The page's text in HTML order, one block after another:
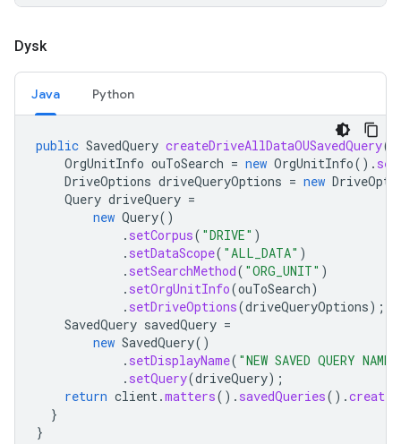
Dysk
Java Python
public SavedQuery createDriveAllDataOUSavedQuery(
OrgUnitInfo ouToSearch = new OrgUnitInfo().
DriveOptions driveQueryOptions = new
Query driveQuery =
new Query()
. setCorpus( "DRIVE" )
. setDataScope( "ALL_DATA" )
. setSearchMethod( "ORG_UNIT" )
. setOrgUnitInfo(ouToSearch)
. setDriveOptions(driveQueryOptions);
SavedQuery savedQuery =
new SavedQuery()
. setDisplayName( "NEW SAVED QUERY NAME"
. setQuery(driveQuery);
return client.matters(). savedQueries().create
}
}